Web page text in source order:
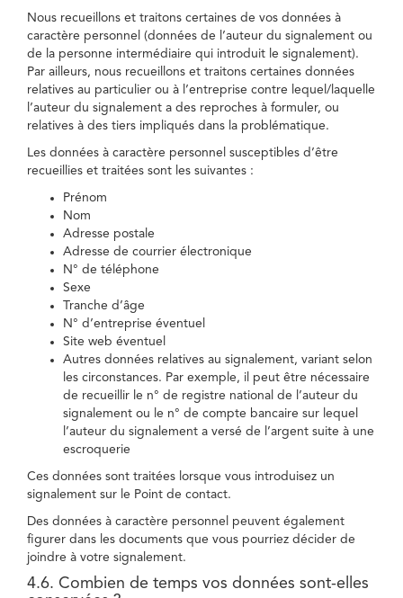
Nous recueillons et traitons certaines de vos données à
caractère personnel (données de l’auteur du signalement ou
de la personne intermédiaire qui introduit le signalement).
Par ailleurs, nous recueillons et traitons certaines données
relatives au particulier ou à l’entreprise contre lequel/laquelle
l’auteur du signalement a des reproches à formuler, ou
relatives à des tiers impliqués dans la problématique.
Les données à caractère personnel susceptibles d’être
recueillies et traitées sont les suivantes :
Prénom
Nom
Adresse postale
Adresse de courrier électronique
N° de téléphone
Sexe
Tranche d’âge
N° d’entreprise éventuel
Site web éventuel
Autres données relatives au signalement, variant selon
les circonstances. Par exemple, il peut être nécessaire
de recueillir le n° de registre national de l’auteur du
signalement ou le n° de compte bancaire sur lequel
l’auteur du signalement a versé de l’argent suite à une
escroquerie
Ces données sont traitées lorsque vous introduisez un
signalement sur le Point de contact.
Des données à caractère personnel peuvent également
figurer dans les documents que vous pourriez décider de
joindre à votre signalement.
4.6. Combien de temps vos données sont-elles